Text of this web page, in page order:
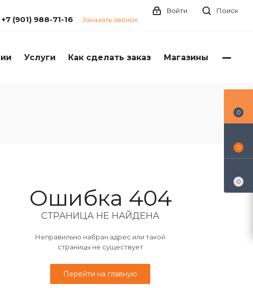
Поиск
Войти
+7 (901) 988-71-16 Заказать звонок
Услуги Как сделать заказ Магазины
Ошибка 404
СТРАНИЦА НЕ НАЙДЕНА
Неправильно набран адрес или такой
страницы не существует
Перейти на главную
0
0
0